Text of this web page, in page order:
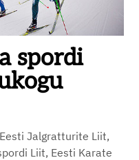
spordi
Jalgratturite Liit,
Liit, Eesti Karate